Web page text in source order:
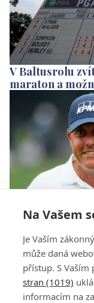
Na Vašem
Je Vaším
může daná
přístup. S
stran (1019)
informacím na
V Baltusrolu
maraton a
Mickelson má
majorů